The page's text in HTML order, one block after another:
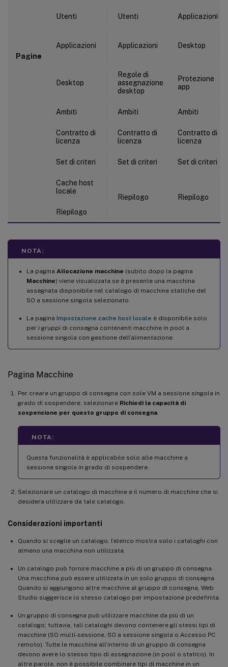
Pagine
Utenti Utenti Applicazioni
Applicazioni Applicazioni Desktop
Desktop
Regole di
assegnazione
desktop
Protezione
app
Ambiti Ambiti Ambiti
Contratto di
licenza
Contratto di
licenza
Contratto di
licenza
Set di criteri Set di criteri Set di criteri
Cache host
locale
Riepilogo
Riepilogo
Riepilogo
NOTA:
La pagina Allocazione macchine (subito dopo la pagina
Macchine) viene visualizzata se è presente una macchina
assegnata disponibile nel catalogo di macchine statiche del
SO a sessione singola selezionato.
La pagina Impostazione cache host locale è disponibile solo
per i gruppi di consegna contenenti macchine in pool a
sessione singola con gestione dell’alimentazione.
Pagina Macchine
Per creare un gruppo di consegna con sole VM a sessione singola in
grado di sospendere, selezionare Richiedi la capacità di
sospensione per questo gruppo di consegna
NOTA:
Questa funzionalità è applicabile solo alle macchine a
sessione singola in grado di sospendere.
Selezionare un catalogo di macchine e il numero di macchine che si
desidera utilizzare da tale catalogo.
Considerazioni importanti
Quando si sceglie un catalogo, l’elenco mostra solo i cataloghi con
almeno una macchina non utilizzata.
Un catalogo può fornire macchine a più di un gruppo di consegna.
Una macchina può essere utilizzata in un solo gruppo di consegna.
Quando si aggiungono altre macchine al gruppo di consegna, Web
Studio suggerisce lo stesso catalogo per impostazione predefinita.
Un gruppo di consegna può utilizzare macchine da più di un
catalogo; tuttavia, tali cataloghi devono contenere gli stessi tipi di
macchine (SO multi-sessione, SO a sessione singola o Accesso PC
remoto). Tutte le macchine all’interno di un gruppo di consegna
devono avere lo stesso tipo di assegnazione (in pool o statico). In
altre parole, non è possibile combinare tipi di macchine in un